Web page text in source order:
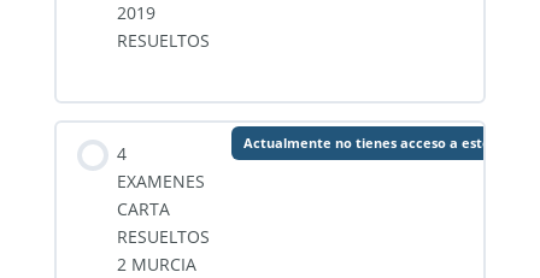
2019
RESUELTOS
4
EXAMENES
CARTA
RESUELTOS
2 MURCIA
Actualmente no tienes acceso a este